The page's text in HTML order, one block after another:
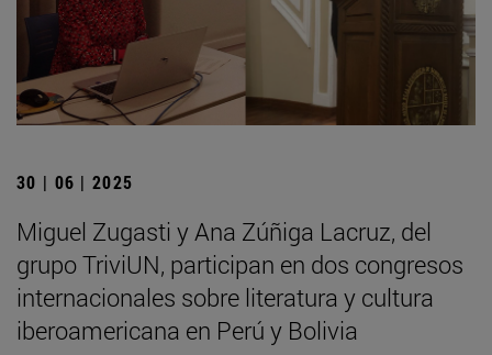
30 | 06 | 2025
Miguel Zugasti y Ana Zúñiga Lacruz, del
grupo TriviUN, participan en dos congresos
internacionales sobre literatura y cultura
iberoamericana en Perú y Bolivia